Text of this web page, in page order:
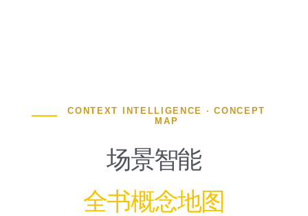
CONTEXT INTELLIGENCE · CONCEPT
MAP
场景智能
全书概念地图